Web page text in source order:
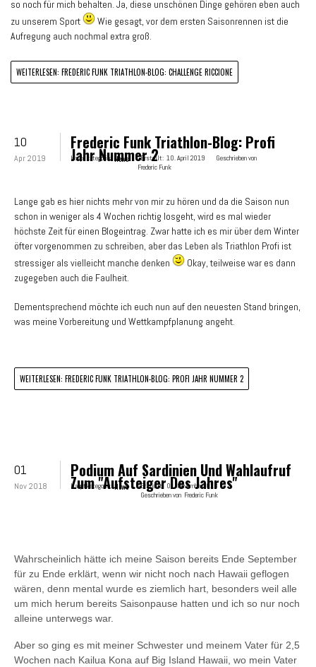
so noch für mich behalten. Ja, diese unschönen Dinge gehören eben auch
zu unserem Sport
Wie gesagt, vor dem ersten Saisonrennen ist die
Aufregung auch nochmal extra groß.
WEITERLESEN: FREDERIC FUNK TRIATHLON-BLOG: CHALLENGE RICCIONE
10
Apr 2019
Frederic Funk Triathlon-Blog: Profi
Jahr Nummer 2
Hauptkategorie: News Erstellt: 10. April 2019
Geschrieben von
Frederic Funk
Lange gab es hier nichts mehr von mir zu hören und da die Saison nun
schon in weniger als 4 Wochen richtig losgeht, wird es mal wieder
höchste Zeit für einen Blogeintrag. Zwar hatte ich es mir über dem Winter
öfter vorgenommen zu schreiben, aber das Leben als Triathlon Profi ist
stressiger als vielleicht manche denken
Okay, teilweise war es dann
zugegeben auch die Faulheit.
Dementsprechend möchte ich euch nun auf den neuesten Stand bringen,
was meine Vorbereitung und Wettkampfplanung angeht.
WEITERLESEN: FREDERIC FUNK TRIATHLON-BLOG: PROFI JAHR NUMMER 2
01
Nov 2018
Podium Auf Sardinien Und Wahlaufruf
Zum "Aufsteiger Des Jahres"
Hauptkategorie: News Erstellt:
01. November 2018
Geschrieben von Frederic Funk
Wahrscheinlich hätte ich meine Saison bereits Ende September
für zu Ende erklärt, wenn wir nicht noch nach Hawaii geflogen
wären, denn mental wurde es ziemlich hart, besonders weil alle
um mich herum bereits Saisonpause hatten und ich so nur noch
alleine unterwegs war.
Aber so ging es mit meiner Schwester und meinem Vater für 2,5
Wochen nach Kailua Kona auf Big Island Hawaii, wo mein Vater